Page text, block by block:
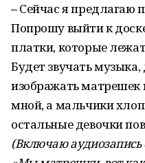
–Сейчас я предлагаю
Попрошу выйти к
платки, которые
Будет звучать
изображать матрешек
мной, а мальчики
остальные девочки
(Включаю аудиозапись